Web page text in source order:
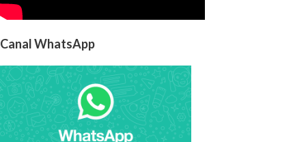
Canal WhatsApp